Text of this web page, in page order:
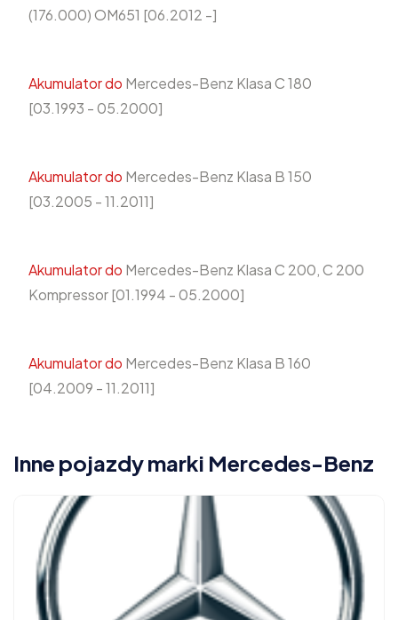
(176.000) OM651 [06.2012 -]
Akumulator do Mercedes-Benz Klasa C 180
[03.1993 - 05.2000]
Akumulator do Mercedes-Benz Klasa B 150
[03.2005 - 11.2011]
Akumulator do Mercedes-Benz Klasa C 200, C 200
Kompressor [01.1994 - 05.2000]
Akumulator do Mercedes-Benz Klasa B 160
[04.2009 - 11.2011]
Inne pojazdy marki Mercedes-Benz